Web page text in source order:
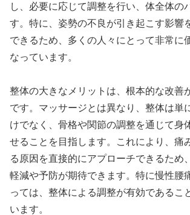
し、必要に応じて調整を行い、体全体の
す。特に、姿勢の不良が引き起こす影響
できるため、多くの人々にとって非常に
なっています。
整体の大きなメリットは、根本的な改善
です。マッサージとは異なり、整体は単
けでなく、骨格や関節の調整を通じて身
せることを目指します。これにより、痛
る原因を直接的にアプローチできるため
軽減や予防が期待できます。特に慢性腰
っては、整体による調整が有効であるこ
います。